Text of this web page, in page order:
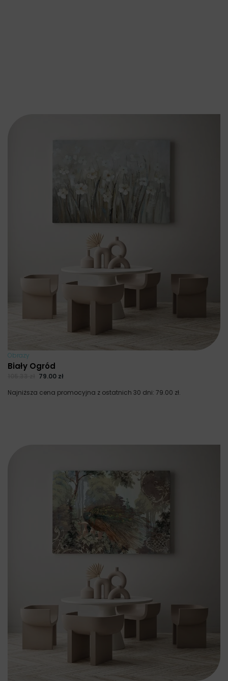
Obrazy
Biały Ogród
79.00 zł
Najniższa cena promocyjna z ostatnich 30 dni: 79.00 zł.